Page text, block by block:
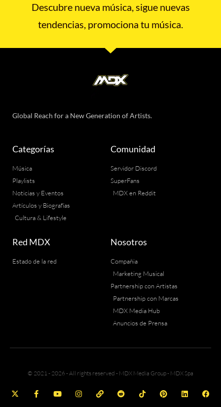
Descubre nueva música, sigue nuevas
tendencias, promociona tu música.
Global Reach for a New Generation of Artists.
Categorías
Música
Playlists
Noticias y Eventos
Artículos y Biografías
Cultura & Lifestyle
Comunidad
Servidor Discord
SuperFans
MDX en Reddit
Red MDX
Estado de la red
Nosotros
Compañia
Marketing Musical
Partnership con Artistas
Partnership con Marcas
MDX Media Hub
Anuncios de Prensa
© 2021 - 2026 - All rights reserved - MDX Media Group - MDX Spa